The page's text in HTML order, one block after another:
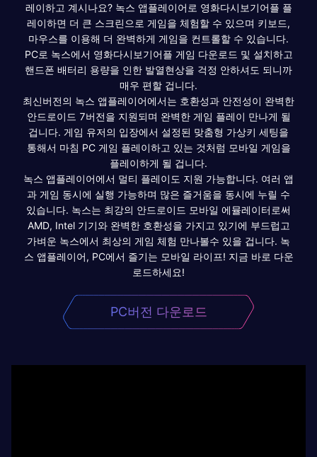
레이하고 계시나요? 녹스 앱플레이어로 영화다시보기어플 플
레이하면 더 큰 스크린으로 게임을 체험할 수 있으며 키보드,
마우스를 이용해 더 완벽하게 게임을 컨트롤할 수 있습니다.
PC로 녹스에서 영화다시보기어플 게임 다운로드 및 설치하고
핸드폰 배터리 용량을 인한 발열현상을 걱정 안하셔도 되니까
매우 편할 겁니다.
최신버전의 녹스 앱플레이어에서는 호환성과 안전성이 완벽한
안드로이드 7버전을 지원되며 완벽한 게임 플레이 만나게 될
겁니다. 게임 유저의 입장에서 설정된 맞춤형 가상키 세팅을
통해서 마침 PC 게임 플레이하고 있는 것처럼 모바일 게임을
플레이하게 될 겁니다.
녹스 앱플레이어에서 멀티 플레이도 지원 가능합니다. 여러 앱
과 게임 동시에 실행 가능하며 많은 즐거움을 동시에 누릴 수
있습니다. 녹스는 최강의 안드로이드 모바일 에뮬레이터로써
AMD, Intel 기기와 완벽한 호환성을 가지고 있기에 부드럽고
가벼운 녹스에서 최상의 게임 체험 만나볼수 있을 겁니다. 녹
스 앱플레이어, PC에서 즐기는 모바일 라이프! 지금 바로 다운
로드하세요!
PC버전 다운로드